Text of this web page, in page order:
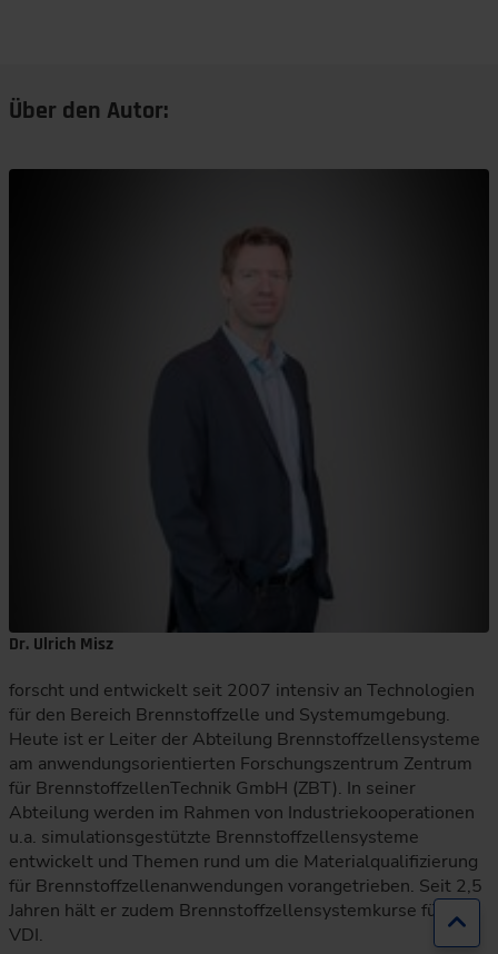
Über den Autor:
Dr. Ulrich Misz
forscht und entwickelt seit 2007 intensiv an Technologien
für den Bereich Brennstoffzelle und Systemumgebung.
Heute ist er Leiter der Abteilung Brennstoffzellensysteme
am anwendungsorientierten Forschungszentrum Zentrum
für BrennstoffzellenTechnik GmbH (ZBT). In seiner
Abteilung werden im Rahmen von Industriekooperationen
u.a. simulationsgestützte Brennstoffzellensysteme
entwickelt und Themen rund um die Materialqualifizierung
für Brennstoffzellenanwendungen vorangetrieben. Seit 2,5
Jahren hält er zudem Brennstoffzellensystemkurse für den
VDI.